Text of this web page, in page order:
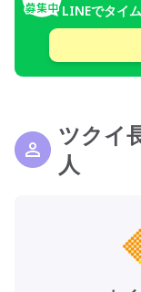
LINEでタイ
ツクイ
人